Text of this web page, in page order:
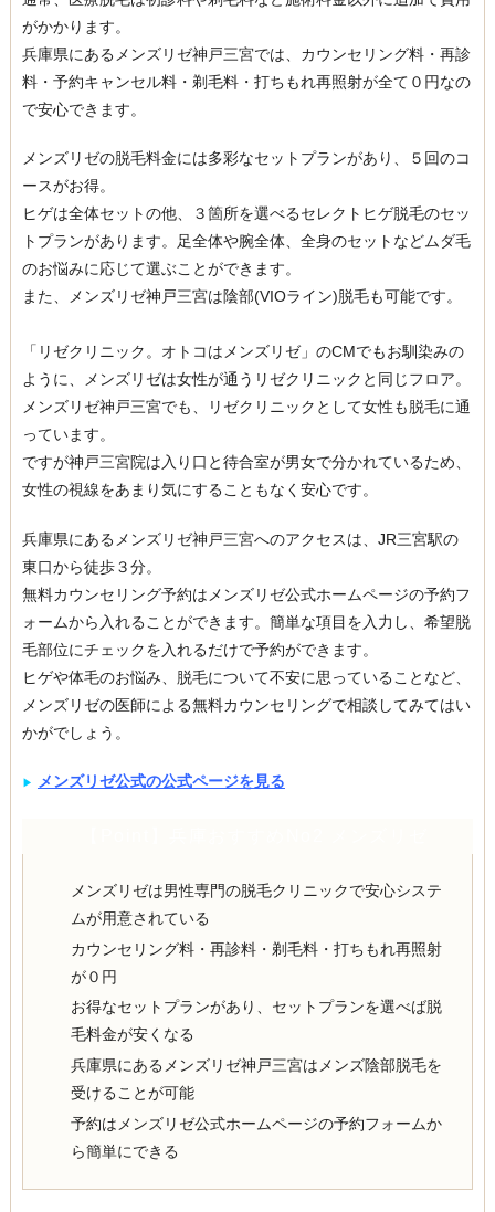
がかかります。
兵庫県にあるメンズリゼ神戸三宮では、カウンセリング料・再診
料・予約キャンセル料・剃毛料・打ちもれ再照射が全て０円なの
で安心できます。
メンズリゼの脱毛料金には多彩なセットプランがあり、５回のコ
ースがお得。
ヒゲは全体セットの他、３箇所を選べるセレクトヒゲ脱毛のセッ
トプランがあります。足全体や腕全体、全身のセットなどムダ毛
のお悩みに応じて選ぶことができます。
また、メンズリゼ神戸三宮は陰部(VIOライン)脱毛も可能です。
「リゼクリニック。オトコはメンズリゼ」のCMでもお馴染みの
ように、メンズリゼは女性が通うリゼクリニックと同じフロア。
メンズリゼ神戸三宮でも、リゼクリニックとして女性も脱毛に通
っています。
ですが神戸三宮院は入り口と待合室が男女で分かれているため、
女性の視線をあまり気にすることもなく安心です。
兵庫県にあるメンズリゼ神戸三宮へのアクセスは、JR三宮駅の
東口から徒歩３分。
無料カウンセリング予約はメンズリゼ公式ホームページの予約フ
ォームから入れることができます。簡単な項目を入力し、希望脱
毛部位にチェックを入れるだけで予約ができます。
ヒゲや体毛のお悩み、脱毛について不安に思っていることなど、
メンズリゼの医師による無料カウンセリングで相談してみてはい
かがでしょう。
▶︎ メンズリゼ公式の公式ページを見る
メンズリゼは男性専門の脱毛クリニックで安心システ
ムが用意されている
カウンセリング料・再診料・剃毛料・打ちもれ再照射
が０円
お得なセットプランがあり、セットプランを選べば脱
毛料金が安くなる
兵庫県にあるメンズリゼ神戸三宮はメンズ陰部脱毛を
受けることが可能
予約はメンズリゼ公式ホームページの予約フォームか
ら簡単にできる